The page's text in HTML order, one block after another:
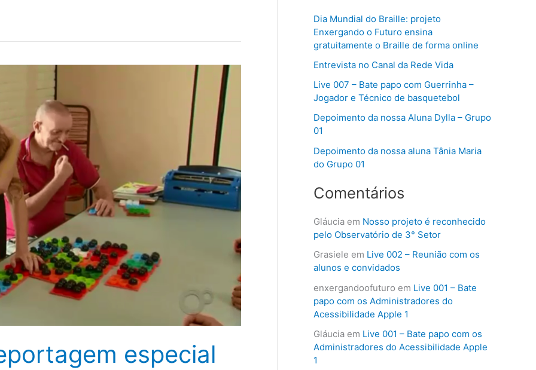
especial
u
i
s
a
r
p
o
r
Dia Mundial do Braille: projeto
Enxergando o Futuro ensina
gratuitamente o Braille de forma online
Entrevista no Canal da Rede Vida
Live 007 – Bate papo com Guerrinha –
Jogador e Técnico de basquetebol
Depoimento da nossa Aluna Dylla – Grupo
01
Depoimento da nossa aluna Tânia Maria
do Grupo 01
Comentários
Gláucia em Nosso projeto é reconhecido
pelo Observatório de 3° Setor
Grasiele em Live 002 – Reunião com os
alunos e convidados
enxergandoofuturo em Live 001 – Bate
papo com os Administradores do
Acessibilidade Apple 1
Gláucia em Live 001 – Bate papo com os
Administradores do Acessibilidade Apple
1